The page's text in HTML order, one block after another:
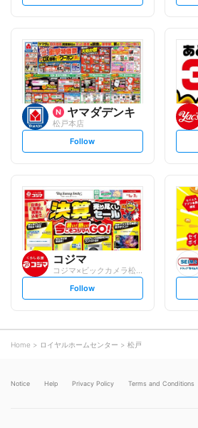
t
l
o
w
ヤマダデンキ
松戸本店
s
t
o
w
Follow
コジマ
コジマ×ビックカメラ松戸店
s
t
o
w
Follow
Home ロイヤルホームセンター 松戸
Notice Help Privacy Policy Terms and Conditions